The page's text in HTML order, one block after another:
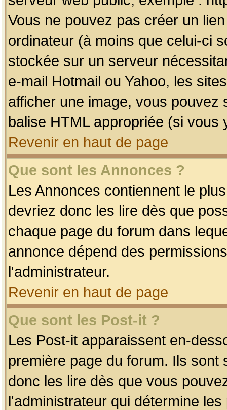
Vous ne pouvez pas créer un
ordinateur (à moins que celui-ci
stockée sur un serveur
e-mail Hotmail ou Yahoo, les
afficher une image, vous pouvez
balise HTML appropriée (si vous
Revenir en haut de page
Que sont les Annonces ?
Les Annonces contiennent le
devriez donc les lire dès que
chaque page du forum dans
annonce dépend des
l'administrateur.
Revenir en haut de page
Que sont les Post-it ?
Les Post-it apparaissent en-
première page du forum. Ils
donc les lire dès que vous
l'administrateur qui détermine